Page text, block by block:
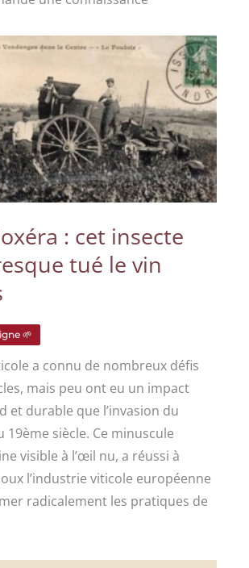
: cet insecte
tué le vin
🌱
a connu de nombreux défis
mais peu ont eu un impact
et durable que l’invasion du
19ème siècle. Ce minuscule
visible à l’œil nu, a réussi à
l’industrie viticole européenne
radicalement les pratiques de